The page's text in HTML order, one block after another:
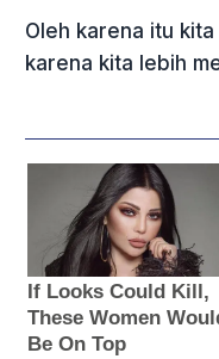
Oleh karena itu
karena kita lebih